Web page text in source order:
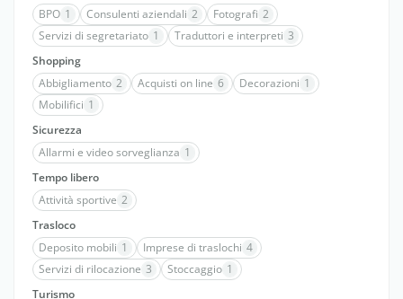
BPO 1 Consulenti aziendali 2 Fotografi 2
Servizi di segretariato 1 Traduttori e interpreti 3
Shopping
Abbigliamento 2 Acquisti on line 6 Decorazioni 1
Mobilifici 1
Sicurezza
Allarmi e video sorveglianza 1
Tempo libero
Attività sportive 2
Trasloco
Deposito mobili 1 Imprese di traslochi 4
Servizi di rilocazione 3 Stoccaggio 1
Turismo